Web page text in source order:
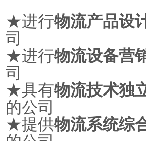
★进行物流产品设
司
★进行物流设备营
司
★具有物流技术独
的公司
★提供物流系统综